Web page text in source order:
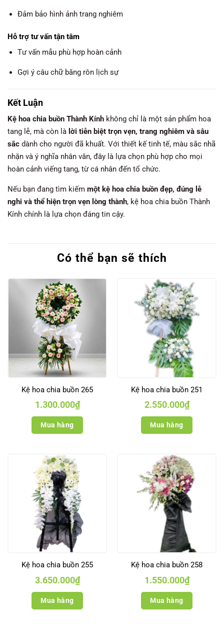
Đảm bảo hình ảnh trang nghiêm
Hỗ trợ tư vấn tận tâm
Tư vấn mẫu phù hợp hoàn cảnh
Gợi ý câu chữ băng rôn lịch sự
Kết Luận
Kệ hoa chia buồn Thành Kính không chỉ là một sản phẩm hoa
tang lễ, mà còn là lời tiễn biệt trọn vẹn, trang nghiêm và sâu
sắc dành cho người đã khuất. Với thiết kế tinh tế, màu sắc nhã
nhặn và ý nghĩa nhân văn, đây là lựa chọn phù hợp cho mọi
hoàn cảnh viếng tang, từ cá nhân đến tổ chức.
Nếu bạn đang tìm kiếm một kệ hoa chia buồn đẹp, đúng lễ
nghi và thể hiện trọn vẹn lòng thành, kệ hoa chia buồn Thành
Kính chính là lựa chọn đáng tin cậy.
Có thể bạn sẽ thích
Kệ hoa chia buồn 265
1.300.000₫
Mua hàng
Kệ hoa chia buồn 251
2.550.000₫
Mua hàng
Kệ hoa chia buồn 255
3.650.000₫
Mua hàng
Kệ hoa chia buồn 258
1.550.000₫
Mua hàng